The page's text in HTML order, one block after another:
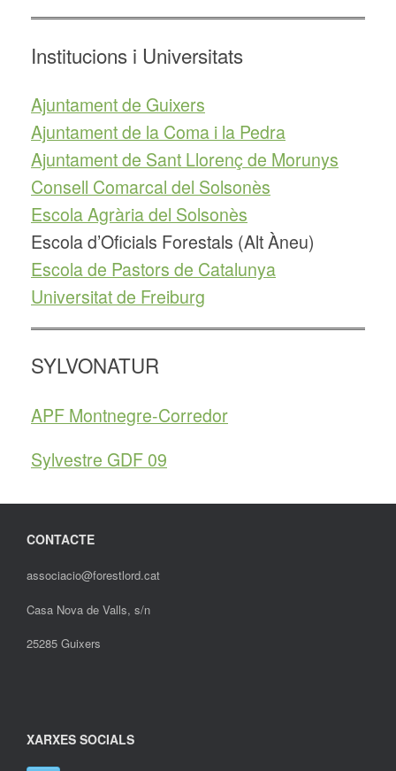
Institucions i Universitats
Ajuntament de Guixers
Ajuntament de la Coma i la Pedra
Ajuntament de Sant Llorenç de Morunys
Consell Comarcal del Solsonès
Escola Agrària del Solsonès
Escola d’Oficials Forestals (Alt Àneu)
Escola de Pastors de Catalunya
Universitat de Freiburg
SYLVONATUR
APF Montnegre-Corredor
Sylvestre GDF 09
CONTACTE
associacio@forestlord.cat
Casa Nova de Valls, s/n
25285 Guixers
XARXES SOCIALS